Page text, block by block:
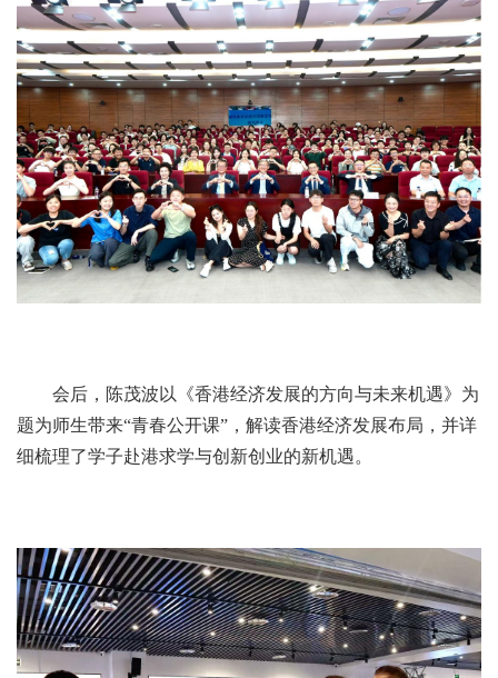
会后，陈茂波以《香港经济发展的方向与未来机遇》为
题为师生带来“青春公开课”，解读香港经济发展布局，并详
细梳理了学子赴港求学与创新创业的新机遇。